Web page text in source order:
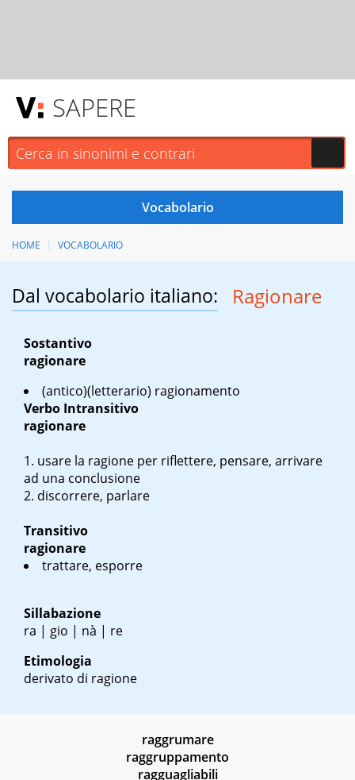
SAPERE
HOME VOCABOLARIO
Dal vocabolario italiano: Ragionare
Sostantivo
ragionare
(antico)(letterario) ragionamento
Verbo Intransitivo
ragionare
usare la ragione per riflettere, pensare, arrivare
ad una conclusione
discorrere, parlare
Transitivo
ragionare
trattare, esporre
Sillabazione
ra | gio | nà | re
Etimologia
derivato di ragione
raggrumare
raggruppamento
ragguagliabili